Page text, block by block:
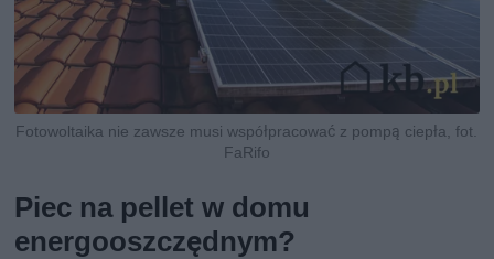
Fotowoltaika nie zawsze musi współpracować z pompą ciepła, fot.
FaRifo
Piec na pellet w domu
energooszczędnym?